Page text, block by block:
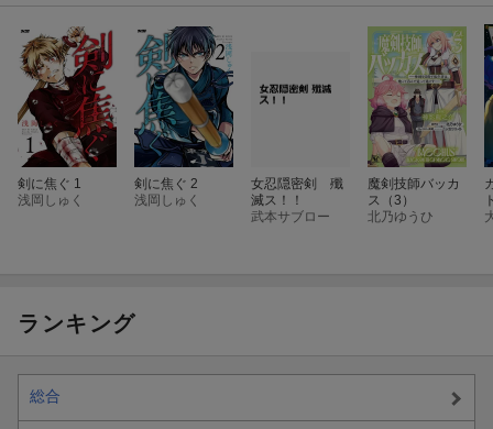
剣に焦ぐ 1
浅岡しゅく
剣に焦ぐ 2
浅岡しゅく
女忍隠密剣 殲
滅ス！！
武本サブロー
魔剣技師バッカ
ス（3）
北乃ゆうひ
ランキング
総合